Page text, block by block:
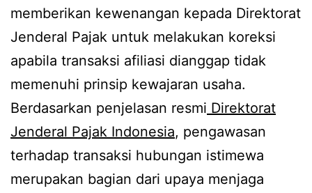
memberikan kewenangan kepada Direktorat
Jenderal Pajak untuk melakukan koreksi
apabila transaksi afiliasi dianggap tidak
memenuhi prinsip kewajaran usaha.
Berdasarkan penjelasan resmi Direktorat
Jenderal Pajak Indonesia, pengawasan
terhadap transaksi hubungan istimewa
merupakan bagian dari upaya menjaga